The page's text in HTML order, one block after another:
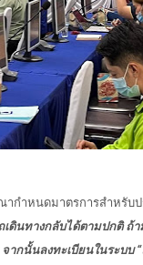
กำหนดมาตรการสำหรับ
ดินทางกลับได้ตามปกติ ถ้
กนั้นลงทะเบียนในระบบ “